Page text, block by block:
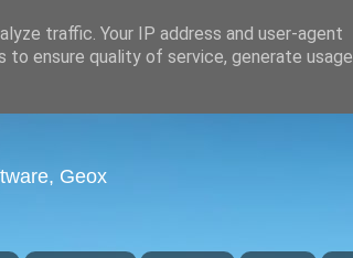
Geox
traffic. Your IP address and user-agent
ensure quality of service, generate usage